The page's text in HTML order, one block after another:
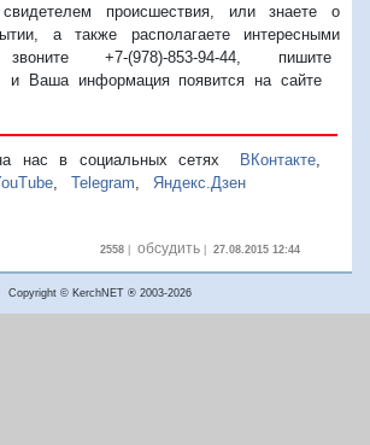
происшествия, или знаете о
а также располагаете интересными
+7-(978)-853-94-44, пишите
и Ваша информация появится на сайте
нас в социальных сетях ВКонтакте,
Telegram Яндекс.Дзен
2558| обсудить| 27.08.2015 12:44
Copyright © KerchNET ® 2003-2026